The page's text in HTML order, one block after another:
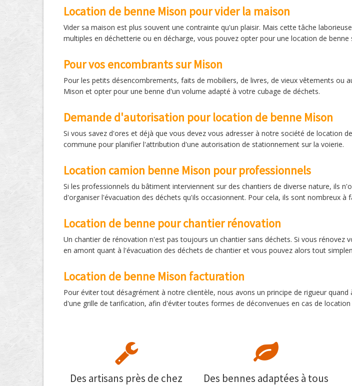
Location de benne Mison pour vider la maison
Vider sa maison est plus souvent une contrainte qu'un plaisir. Mais cette tâche
multiples en déchetterie ou en décharge, vous pouvez opter pour une location de benne
Pour vos encombrants sur Mison
Pour les petits désencombrements, faits de mobiliers, de livres, de vieux vêtements
Mison et opter pour une benne d'un volume adapté à votre cubage de déchets.
Demande d'autorisation pour location de benne Mison
Si vous savez d'ores et déjà que vous devez vous adresser à notre société de location
commune pour planifier l'attribution d'une autorisation de stationnement sur la voierie.
Location camion benne Mison pour professionnels
Si les professionnels du bâtiment interviennent sur des chantiers de diverse nature, ils
d'organiser l'évacuation des déchets qu'ils occasionnent. Pour cela, ils sont nombreux
Location de benne pour chantier rénovation
Un chantier de rénovation n'est pas toujours un chantier sans déchets. Si vous
en amont quant à l'évacuation des déchets de chantier et vous pouvez alors tout
Location de benne Mison facturation
Pour éviter tout désagrément à notre clientèle, nous avons un principe de rigueur
d'une grille de tarification, afin d'éviter toutes formes de déconvenues en cas de
Des artisans près de chez
Des bennes adaptées à tous